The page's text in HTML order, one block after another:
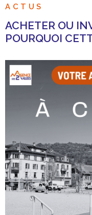
ACHETER OU
POURQUOI